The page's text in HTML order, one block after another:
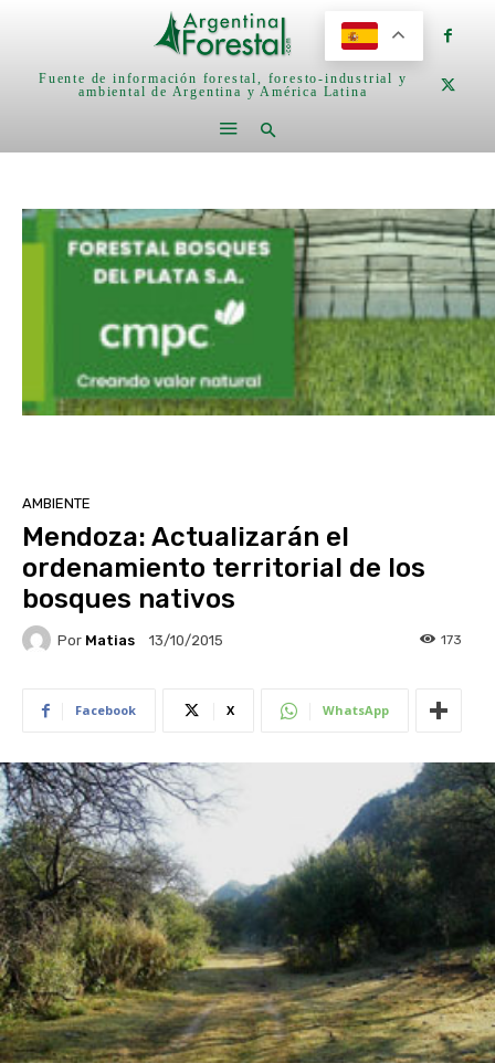
Fuente de información forestal, foresto-industrial y
ambiental de Argentina y América Latina
AMBIENTE
Mendoza: Actualizarán el
ordenamiento territorial de los
bosques nativos
Por Matias 13/10/2015 173
Facebook X WhatsApp